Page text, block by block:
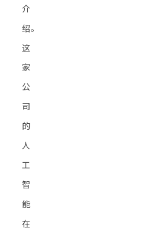
介
绍。
这
家
公
司
的
人
工
智
能
在